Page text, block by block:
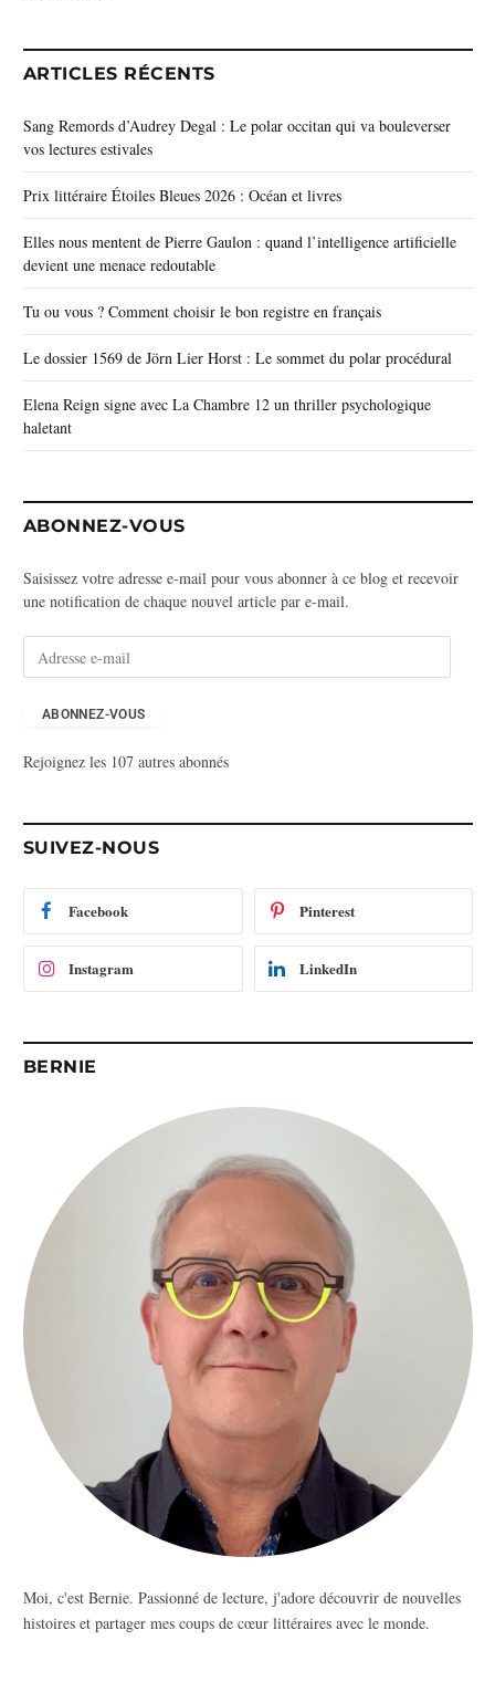
ARTICLES RÉCENTS
Sang Remords d’Audrey Degal : Le polar occitan qui va bouleverser
vos lectures estivales
Prix littéraire Étoiles Bleues 2026 : Océan et livres
Elles nous mentent de Pierre Gaulon : quand l’intelligence artificielle
devient une menace redoutable
Tu ou vous ? Comment choisir le bon registre en français
Le dossier 1569 de Jörn Lier Horst : Le sommet du polar procédural
Elena Reign signe avec La Chambre 12 un thriller psychologique
haletant
ABONNEZ-VOUS
Saisissez votre adresse e-mail pour vous abonner à ce blog et recevoir
une notification de chaque nouvel article par e-mail.
s
m
ABONNEZ-VOUS
Rejoignez les 107 autres abonnés
SUIVEZ-NOUS
Facebook Pinterest
Instagram LinkedIn
BERNIE
Moi, c'est Bernie. Passionné de lecture, j'adore découvrir de nouvelles
histoires et partager mes coups de cœur littéraires avec le monde.